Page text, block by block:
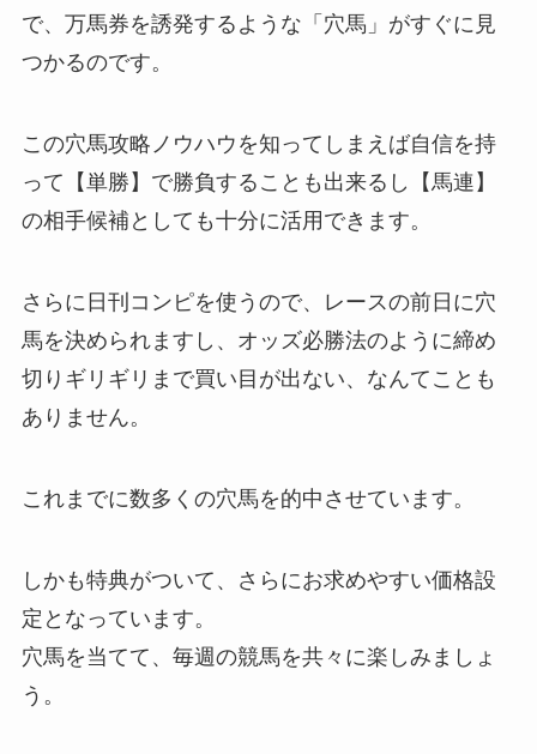
で、万馬券を誘発するような「穴馬」がすぐに見
つかるのです。
この穴馬攻略ノウハウを知ってしまえば自信を持
って【単勝】で勝負することも出来るし【馬連】
の相手候補としても十分に活用できます。
さらに日刊コンピを使うので、レースの前日に穴
馬を決められますし、オッズ必勝法のように締め
切りギリギリまで買い目が出ない、なんてことも
ありません。
これまでに数多くの穴馬を的中させています。
しかも特典がついて、さらにお求めやすい価格設
定となっています。
穴馬を当てて、毎週の競馬を共々に楽しみましょ
う。